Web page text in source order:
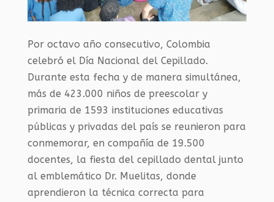
Por octavo año consecutivo, Colombia
celebró el Día Nacional del Cepillado.
Durante esta fecha y de manera simultánea,
más de 423.000 niños de preescolar y
primaria de 1593 instituciones educativas
públicas y privadas del país se reunieron para
conmemorar, en compañía de 19.500
docentes, la fiesta del cepillado dental junto
al emblemático Dr. Muelitas, donde
aprendieron la técnica correcta para